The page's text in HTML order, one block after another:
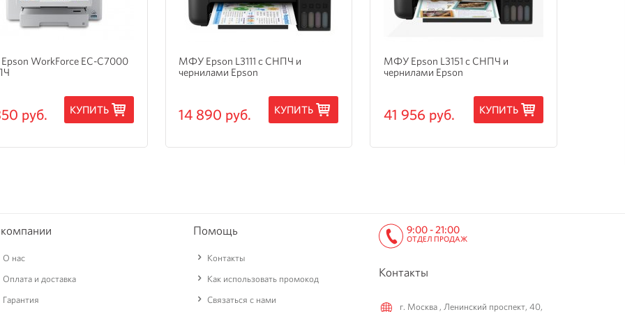
WorkForce EC-C7000
руб. КУПИТЬ
МФУ Epson L3111 с СНПЧ и
чернилами Epson
14 890 руб. КУПИТЬ
МФУ Epson L3151 с СНПЧ и
чернилами Epson
41 956 руб. КУПИТЬ
О нас
Оплата и доставка
Гарантия
Помощь
Контакты
Как использовать промокод
Связаться с нами
9:00 - 21:00
ОТДЕЛ ПРОДАЖ
Контакты
г. Москва , Ленинский проспект, 40,